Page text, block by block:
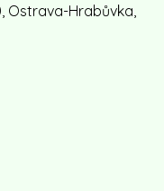
Ostrava-Hrabůvka,